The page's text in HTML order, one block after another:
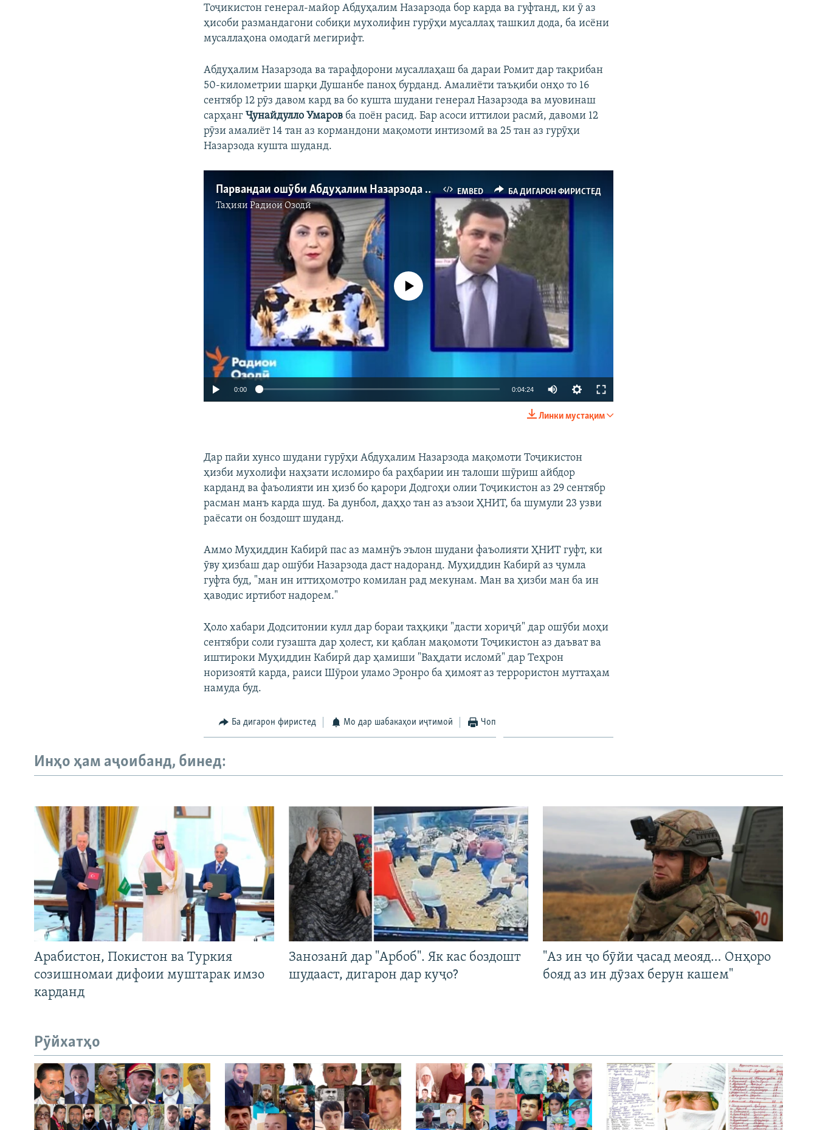
Тоҷикистон генерал-майор Абдуҳалим Назарзода бор карда ва гуфтанд, ки ӯ аз
ҳисоби размандагони собиқи мухолифин гурӯҳи мусаллаҳ ташкил дода, ба исёни
мусаллаҳона омодагӣ мегирифт.
Абдуҳалим Назарзода ва тарафдорони мусаллаҳаш ба дараи Ромит дар тақрибан
50-километрии шарқи Душанбе паноҳ бурданд. Амалиёти таъқиби онҳо то 16
сентябр 12 рӯз давом кард ва бо кушта шудани генерал Назарзода ва муовинаш
сарҳангҶунайдулло Умаров ба поён расид. Бар асоси иттилои расмӣ, давоми 12
рӯзи амалиёт 14 тан аз кормандони мақомоти интизомӣ ва 25 тан аз гурӯҳи
Назарзода кушта шуданд.
EMBED БА ДИГАРОН ФИРИСТЕД
Парвандаи ошӯби Абдуҳалим Назарзода ба додгоҳ ирсол шудааст
ТаҳияиРадиои Озодӣ
БА ДИГАРОН ФИРИСТЕД
Феълан кор намекунад
0:00 0:04:24
Линки мустақим
Дар пайи хунсо шудани гурӯҳи Абдуҳалим Назарзода мақомоти Тоҷикистон
ҳизби мухолифи наҳзати исломиро ба раҳбарии ин талоши шӯриш айбдор
карданд ва фаъолияти ин ҳизб бо қарори Додгоҳи олии Тоҷикистон аз 29 сентябр
расман манъ карда шуд. Ба дунбол, даҳҳо тан аз аъзои ҲНИТ, ба шумули 23 узви
раёсати он боздошт шуданд.
Аммо Муҳиддин Кабирӣ пас аз мамнӯъ эълон шудани фаъолияти ҲНИТ гуфт, ки
ӯву ҳизбаш дар ошӯби Назарзода даст надоранд. Муҳиддин Кабирӣ аз ҷумла
гуфта буд, "ман ин иттиҳомотро комилан рад мекунам. Ман ва ҳизби ман ба ин
ҳаводис иртибот надорем."
Ҳоло хабари Додситонии кулл дар бораи таҳқиқи "дасти хориҷӣ" дар ошӯби моҳи
сентябри соли гузашта дар ҳолест, ки қаблан мақомоти Тоҷикистон аз даъват ва
иштироки Муҳиддин Кабирӣ дар ҳамиши "Ваҳдати исломӣ" дар Теҳрон
норизоятӣ карда, раиси Шӯрои уламо Эронро ба ҳимоят аз террористон муттаҳам
намуда буд.
Ба дигарон фиристед Мо дар шабакаҳои иҷтимоӣ Чоп
Инҳо ҳам аҷоибанд, бинед:
Арабистон, Покистон ва Туркия
созишномаи дифоии муштарак имзо
карданд
Занозанӣ дар "Арбоб". Як кас боздошт
шудааст, дигарон дар куҷо?
"Аз ин ҷо бӯйи ҷасад меояд… Онҳоро
бояд аз ин дӯзах берун кашем"
Рӯйхатҳо